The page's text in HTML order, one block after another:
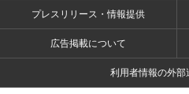
プレスリリース・情報提供
広告掲載について
利用者情報の外部